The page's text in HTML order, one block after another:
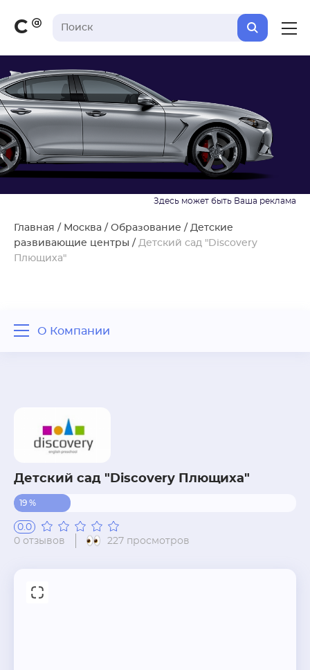
С
Главная / Москва / Образование / Детские
развивающие центры / Детский сад "Discovery
Плющиха"
О Компании
Похожие рядом
Детский сад "Discovery Плющиха"
19 %
0.0
0 отзывов
227 просмотров